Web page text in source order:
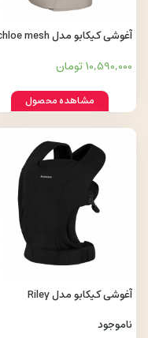
آغوشی کیکابو مدل chloe mesh
10,590,000 تومان
مشاهده محصول
آغوشی کیکابو مدل Riley
ناموجود